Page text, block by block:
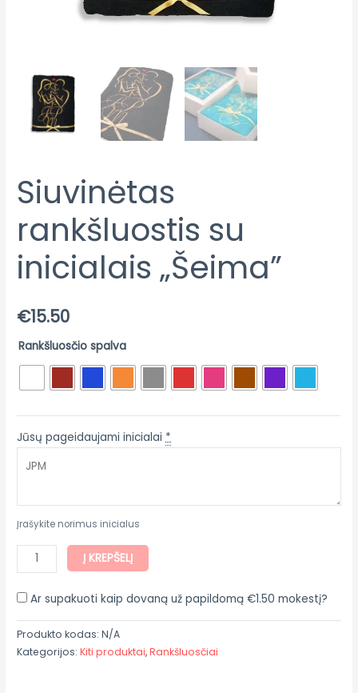
Siuvinėtas
rankšluostis su
inicialais „Šeima”
€15.50
Rankšluosčio spalva
Jūsų pageidaujami inicialai *
Įrašykite norimus inicialus
Į KREPŠELĮ
Ar supakuoti kaip dovaną už papildomą€1.50 mokestį?
Produkto kodas:N/A
Kategorijos:Kiti produktai,Rankšluosčiai